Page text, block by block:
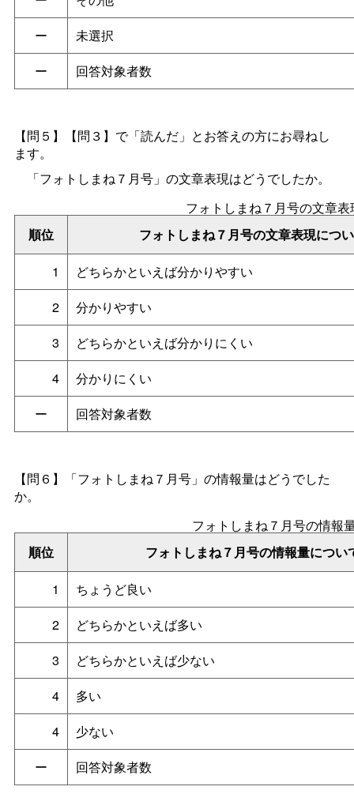
ー
未選択
ー
回答対象者数
【問５】【問３】で「読んだ」とお答えの方にお尋ねし
ます。
「フォトしまね７月号」の文章表現はどうでしたか。
順位 フォトしまね７月号の文章表現につ
フォトしまね７月号の文章
1
どちらかといえば分かりやすい
2
分かりやすい
3
どちらかといえば分かりにくい
4
分かりにくい
ー
回答対象者数
【問６】「フォトしまね７月号」の情報量はどうでした
か。
順位 フォトしまね７月号の情報量につい
フォトしまね７月号の情報
1
ちょうど良い
2
どちらかといえば多い
3
どちらかといえば少ない
4
多い
4
少ない
ー
回答対象者数